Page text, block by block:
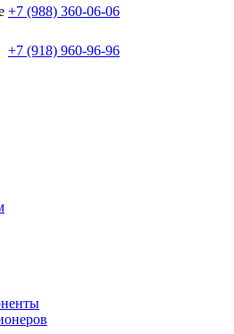
+7 (988) 360-06-06
+7 (918) 960-96-96